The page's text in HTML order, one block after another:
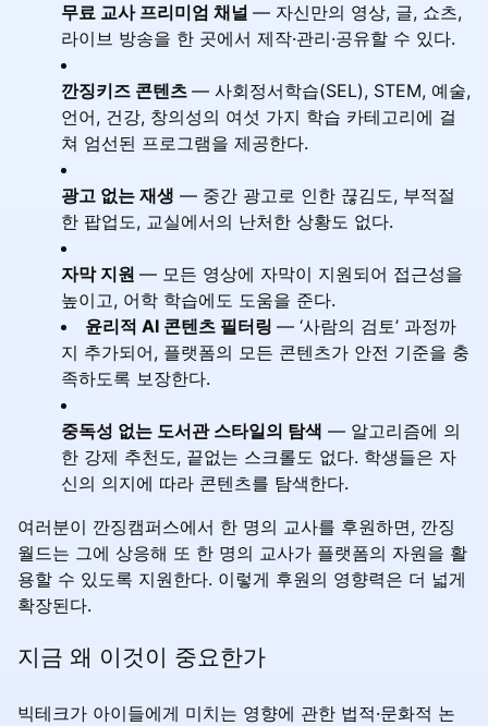
무료 교사 프리미엄 채널 — 자신만의 영상, 글, 쇼츠,
라이브 방송을 한 곳에서 제작·관리·공유할 수 있다.
깐징키즈 콘텐츠 — 사회정서학습(SEL), STEM, 예술,
언어, 건강, 창의성의 여섯 가지 학습 카테고리에 걸
쳐 엄선된 프로그램을 제공한다.
광고 없는 재생 — 중간 광고로 인한 끊김도, 부적절
한 팝업도, 교실에서의 난처한 상황도 없다.
자막 지원 — 모든 영상에 자막이 지원되어 접근성을
높이고, 어학 학습에도 도움을 준다.
윤리적 AI 콘텐츠 필터링 — ‘사람의 검토’ 과정까
지 추가되어, 플랫폼의 모든 콘텐츠가 안전 기준을 충
족하도록 보장한다.
중독성 없는 도서관 스타일의 탐색 — 알고리즘에 의
한 강제 추천도, 끝없는 스크롤도 없다. 학생들은 자
신의 의지에 따라 콘텐츠를 탐색한다.
여러분이 깐징캠퍼스에서 한 명의 교사를 후원하면, 깐징
월드는 그에 상응해 또 한 명의 교사가 플랫폼의 자원을 활
용할 수 있도록 지원한다. 이렇게 후원의 영향력은 더 넓게
확장된다.
지금 왜 이것이 중요한가
빅테크가 아이들에게 미치는 영향에 관한 법적·문화적 논